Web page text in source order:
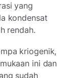
yang
kondensat
rendah.
kriogenik,
ini dan
sudah